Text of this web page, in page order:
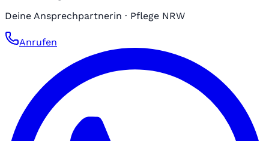
Deine Ansprechpartnerin · Pflege NRW
Anrufen